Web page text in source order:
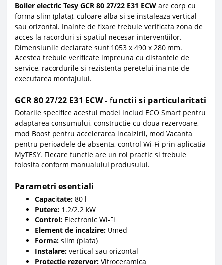
Boiler electric Tesy GCR 80 27/22 E31 ECW are corp cu
forma slim (plata), culoare alba si se instaleaza vertical
sau orizontal. Inainte de fixare trebuie verificata zona de
acces la racorduri si spatiul necesar interventiilor.
Dimensiunile declarate sunt 1053 x 490 x 280 mm.
Acestea trebuie verificate impreuna cu distantele de
service, racordurile si rezistenta peretelui inainte de
executarea montajului.
GCR 80 27/22 E31 ECW - functii si particularitati
Dotarile specifice acestui model includ ECO Smart pentru
adaptarea consumului, constructie cu doua rezervoare,
mod Boost pentru accelerarea incalzirii, mod Vacanta
pentru perioadele de absenta, control Wi-Fi prin aplicatia
MyTESY. Fiecare functie are un rol practic si trebuie
folosita conform manualului produsului.
Parametri esentiali
Capacitate: 80 l
Putere: 1.2/2.2 kW
Control: Electronic Wi-Fi
Element de incalzire: Umed
Forma: slim (plata)
Instalare: vertical sau orizontal
Protectie rezervor: Vitroceramica